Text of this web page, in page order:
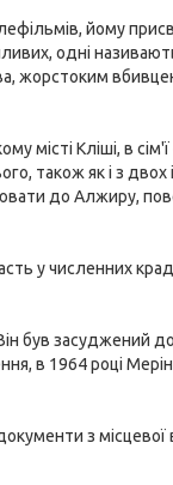
йому
одні
жорстоким
місті Кліші, в
також як і з двох
до Алжиру,
у численних
був засуджений до
в 1964 році
з місцевої